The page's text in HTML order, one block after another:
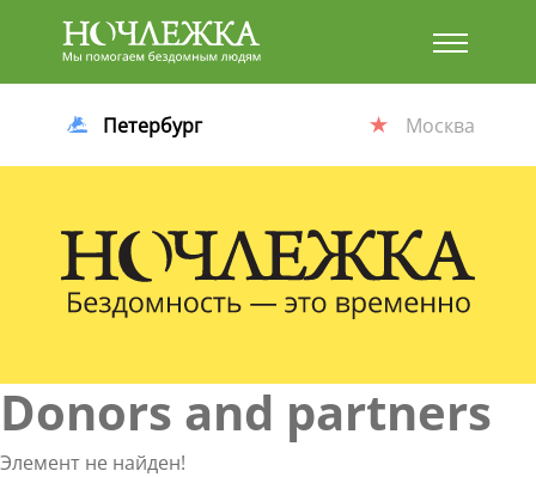
Баннер
Петербург Москва
Donors and partners
Элемент не найден!